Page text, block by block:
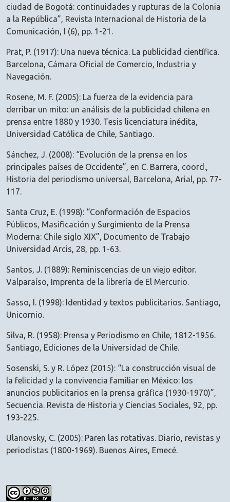
ciudad de Bogotá: continuidades y rupturas de la Colonia
a la República”, Revista Internacional de Historia de la
Comunicación, I (6), pp. 1-21.
Prat, P. (1917): Una nueva técnica. La publicidad científica.
Barcelona, Cámara Oficial de Comercio, Industria y
Navegación.
Rosene, M. F. (2005): La fuerza de la evidencia para
derribar un mito: un análisis de la publicidad chilena en
prensa entre 1880 y 1930. Tesis licenciatura inédita,
Universidad Católica de Chile, Santiago.
Sánchez, J. (2008): “Evolución de la prensa en los
principales países de Occidente”, en C. Barrera, coord.,
Historia del periodismo universal, Barcelona, Arial, pp. 77-
117.
Santa Cruz, E. (1998): “Conformación de Espacios
Públicos, Masificación y Surgimiento de la Prensa
Moderna: Chile siglo XIX”, Documento de Trabajo
Universidad Arcis, 28, pp. 1-63.
Santos, J. (1889): Reminiscencias de un viejo editor.
Valparaíso, Imprenta de la librería de El Mercurio.
Sasso, I. (1998): Identidad y textos publicitarios. Santiago,
Unicornio.
Silva, R. (1958): Prensa y Periodismo en Chile, 1812-1956.
Santiago, Ediciones de la Universidad de Chile.
Sosenski, S. y R. López (2015): “La construcción visual de
la felicidad y la convivencia familiar en México: los
anuncios publicitarios en la prensa gráfica (1930-1970)”,
Secuencia. Revista de Historia y Ciencias Sociales, 92, pp.
193-225.
Ulanovsky, C. (2005): Paren las rotativas. Diario, revistas y
periodistas (1800-1969). Buenos Aires, Emecé.